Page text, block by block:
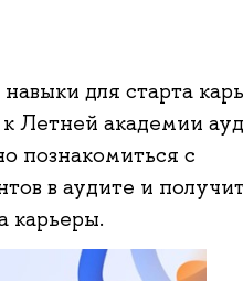
для старта
Летней академии
познакомиться с
в аудите и
карьеры.